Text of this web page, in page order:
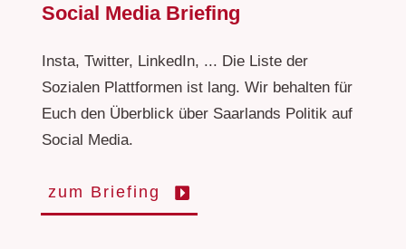
Social Media Briefing
Insta, Twitter, LinkedIn, ... Die Liste der
Sozialen Plattformen ist lang. Wir behalten für
Euch den Überblick über Saarlands Politik auf
Social Media.
zum Briefing